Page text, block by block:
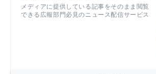
メディアに提供している記事をそのまま閲覧
できる広報部門必見のニュース配信サービス